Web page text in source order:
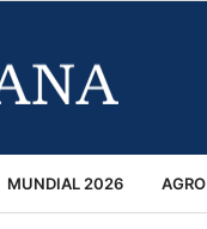
MUNDIAL 2026 AGRO